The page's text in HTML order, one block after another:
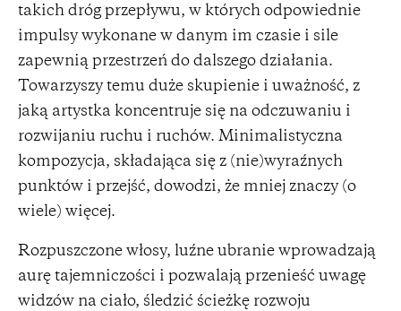
takich dróg przepływu, w których odpowiednie
impulsy wykonane w danym im czasie i sile
zapewnią przestrzeń do dalszego działania.
Towarzyszy temu duże skupienie i uważność, z
jaką artystka koncentruje się na odczuwaniu i
rozwijaniu ruchu i ruchów. Minimalistyczna
kompozycja, składająca się z (nie)wyraźnych
punktów i przejść, dowodzi, że mniej znaczy (o
wiele) więcej.
Rozpuszczone włosy, luźne ubranie wprowadzają
aurę tajemniczości i pozwalają przenieść uwagę
widzów na ciało, śledzić ścieżkę rozwoju